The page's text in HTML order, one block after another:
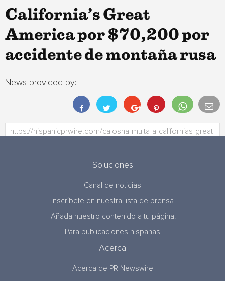
California’s Great
America por $70,200 por
accidente de montaña rusa
News provided by:
Soluciones
Canal de noticias
Inscríbete en nuestra lista de prensa
¡Añada nuestro contenido a tu página!
Para publicaciones hispanas
Acerca
Acerca de PR Newswire